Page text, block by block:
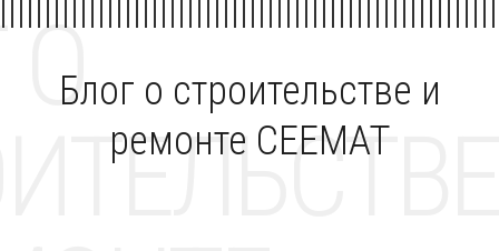
Блог о строительстве и
ремонте CEEMAT
О